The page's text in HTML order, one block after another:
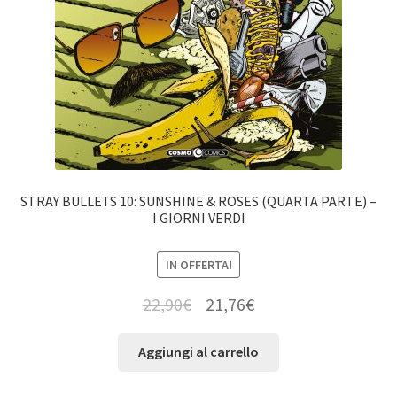
STRAY BULLETS 10: SUNSHINE & ROSES (QUARTA PARTE) –
I GIORNI VERDI
IN OFFERTA!
22,90€ 21,76€
Aggiungi al carrello